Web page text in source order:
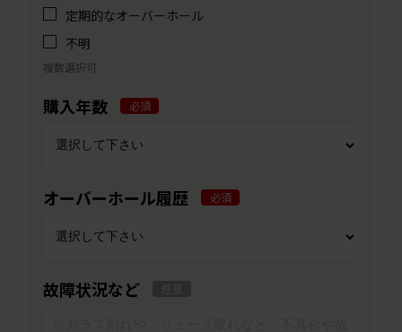
定期的なオーバーホール
不明
複数選択可
購入年数 必須
オーバーホール履歴 必須
故障状況など